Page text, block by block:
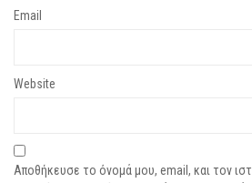
Email
Website
Αποθήκευσε το όνομά μου, email, και τον